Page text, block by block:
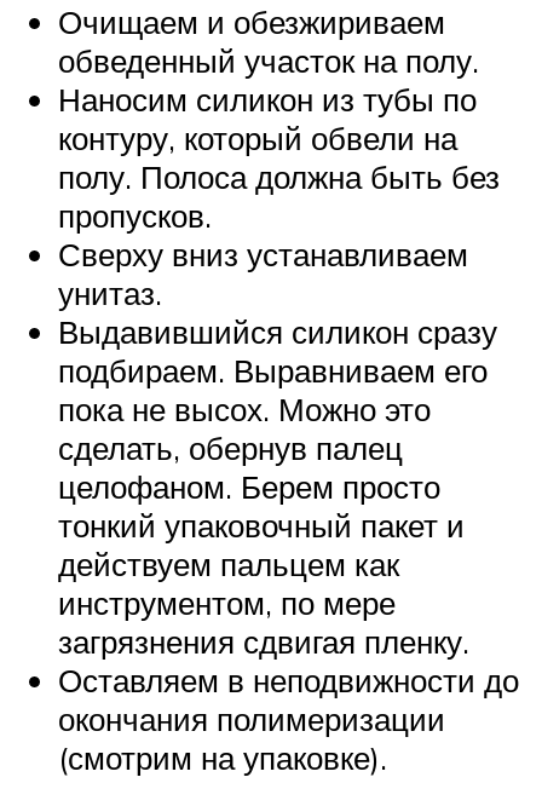
Очищаем и обезжириваем
обведенный участок на полу.
Наносим силикон из тубы по
контуру, который обвели на
полу. Полоса должна быть без
пропусков.
Сверху вниз устанавливаем
унитаз.
Выдавившийся силикон сразу
подбираем. Выравниваем его
пока не высох. Можно это
сделать, обернув палец
целофаном. Берем просто
тонкий упаковочный пакет и
действуем пальцем как
инструментом, по мере
загрязнения сдвигая пленку.
Оставляем в неподвижности до
окончания полимеризации
(смотрим на упаковке).